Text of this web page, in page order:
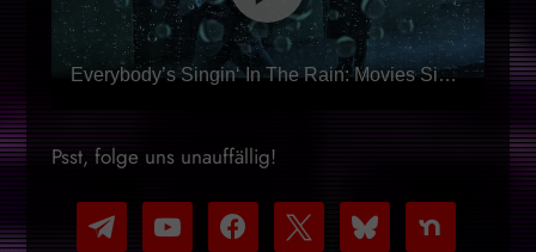
Everybody’s Singin‘ In The Rain: Movies Singin‘ In The Rain
Psst, folge uns unauffällig!
telegram
youtube-
facebook bluesky nextdoor